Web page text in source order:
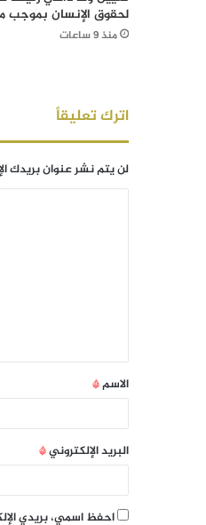
لحقوق الإنسان بموجب
منذ 9 ساعات
اترك تعليقاً
لن يتم نشر عنوان بريدك
الاسم*
البريد الإلكتروني*
احفظ اسمي، بريدي